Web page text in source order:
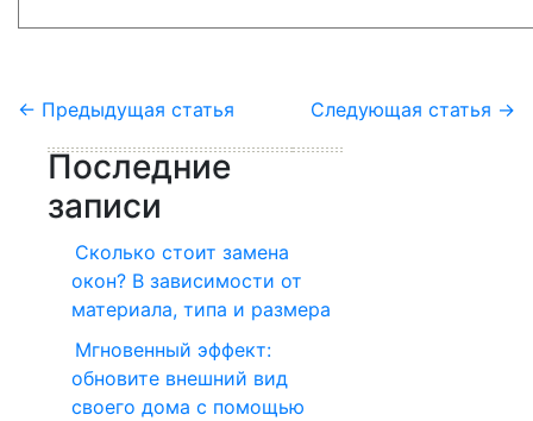
← Предыдущая статья Следующая статья →
Последние
записи
Сколько стоит замена
окон? В зависимости от
материала, типа и размера
Мгновенный эффект:
обновите внешний вид
своего дома с помощью